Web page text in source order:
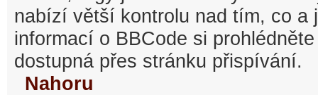
nabízí větší kontrolu nad tím, co a
informací o BBCode si
dostupná přes stránku přispívání.
Nahoru